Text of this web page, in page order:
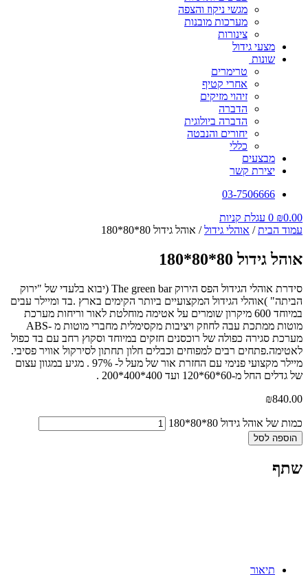
מגשי ניקוז והצפה
מערכות מובנות
צינורות
מצעי גידול
שונות
טרימרים
אחרי קטיף
זיהוי מזיקים
הדברה
הדברה ביולוגית
יחורים והנבטה
כללי
מבצעים
יצירת קשר
03-7506666
₪0.00
0 עגלת קניות
עמוד הבית/ אוהלי גידול/ אוהל גידול 80*80*180
אוהל גידול 80*80*180
סידרת אוהלי הגידול הפס הירוק The green bar (יבוא בלעדי של "ירוק
הביתה" )אוהלי הגידול המקצועיים ביותר הקימים בארץ .בד ומיילר עבים
במיוחד 600 מיקרון שומרים על אטימה מוחלטת לאור וריחות מערכת
מוטות ממתכת עבה לחוזק ויציבות מקסימלית מחברי מוטות מ -ABS
מערכת סגירה כפולה של רוכסנים חזקים במיוחד וסקוץ רחב עם בד כפול
לאטימה.פתחים רבים למפוחים וכבלים חלון תחתון לסירקול אוויר פסיבי.
מיילר מקצועי פנימי עם החזרת אור של מעל ל- 97% . מגיע במגוון עצום
של גדלים החל מ-60*60*120 ועד 400*400*200 .
₪840.00
כמות של אוהל גידול 80*80*180
הוספה לסל
שתף
תיאור